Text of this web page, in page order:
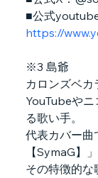
■公式youtube
https://
※3 島爺
カロンズベカ
YouTubeや
る歌い手。
代表カバー曲
【SymaG】
その特徴的な